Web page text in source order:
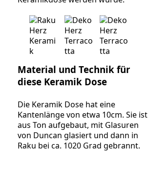
Material und Technik für
diese Keramik Dose
Die Keramik Dose hat eine
Kantenlänge von etwa 10cm. Sie ist
aus Ton aufgebaut, mit Glasuren
von Duncan glasiert und dann in
Raku bei ca. 1020 Grad gebrannt.